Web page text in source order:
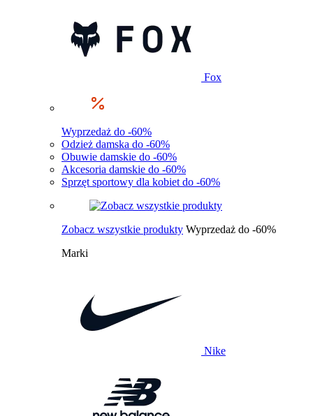
Fox
Wyprzedaż do -60%
Odzież damska do -60%
Obuwie damskie do -60%
Akcesoria damskie do -60%
Sprzęt sportowy dla kobiet do -60%
Zobacz wszystkie produkty Wyprzedaż do -60%
Marki
Nike